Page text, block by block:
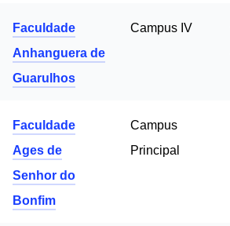
Faculdade
Anhanguera de
Guarulhos
Campus IV
Faculdade
Ages de
Senhor do
Bonfim
Campus
Principal